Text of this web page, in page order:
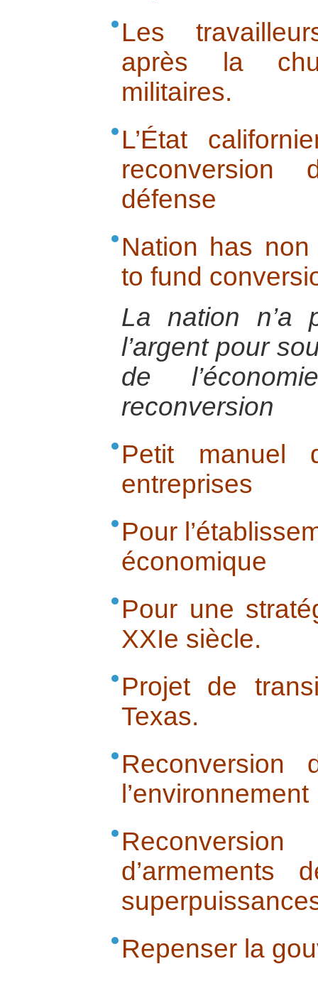
Les
après la
militaires.
L’État
défense
Nation has
to fund
La nation n’a
l’argent pour
de
reconversion
Petit manuel
entreprises
Pour
économique
Pour une
XXIe siècle.
Projet de
Texas.
l’environnement
d’armements
Repenser la